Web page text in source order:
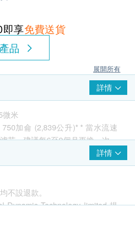
享免費送貨
品
展開所有
詳情
微米
加侖 (2,839公升)* * 當水流速
芯，建議每6至9個月更換一次，
水質而異，濾芯最長使用期為12
鐘 (2.84公升/分鐘)
Std. 42 及53認證
一次使用時，請打開水使其流入
鐘。
看到碳塊粉末，因為它在運輸過
詳情
不設退款。
Dynamic Technology limited 提